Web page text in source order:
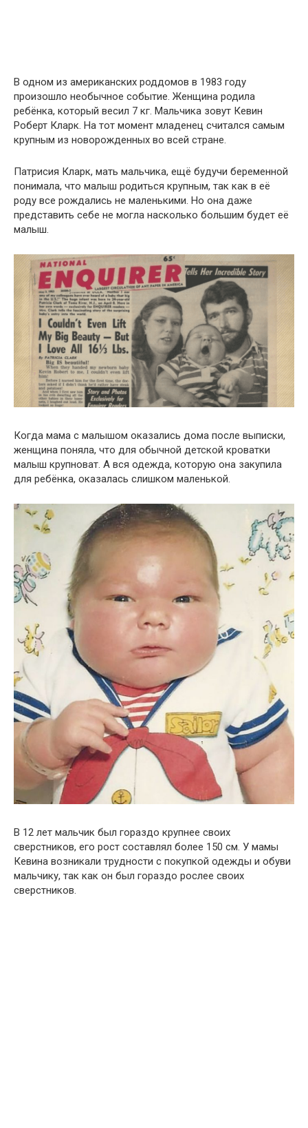
В одном из американских роддомов в 1983 году
произошло необычное событие. Женщина родила
ребёнка, который весил 7 кг. Мальчика зовут Кевин
Роберт Кларк. На тот момент младенец считался самым
крупным из новорожденных во всей стране.
Патрисия Кларк, мать мальчика, ещё будучи беременной
понимала, что малыш родиться крупным, так как в её
роду все рождались не маленькими. Но она даже
представить себе не могла насколько большим будет её
малыш.
Когда мама с малышом оказались дома после выписки,
женщина поняла, что для обычной детской кроватки
малыш крупноват. А вся одежда, которую она закупила
для ребёнка, оказалась слишком маленькой.
В 12 лет мальчик был гораздо крупнее своих
сверстников, его рост составлял более 150 см. У мамы
Кевина возникали трудности с покупкой одежды и обуви
мальчику, так как он был гораздо рослее своих
сверстников.